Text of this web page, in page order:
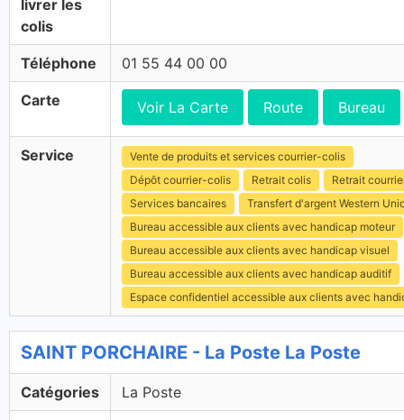
livrer les
colis
Téléphone 01 55 44 00 00
Carte Voir La Carte Route Bureau
Service
Vente de produits et services courrier-colis
Dépôt courrier-colis
Retrait colis
Retrait
Services bancaires
Transfert d'argent Western
Bureau accessible aux clients avec handicap moteur
Bureau accessible aux clients avec handicap visuel
Bureau accessible aux clients avec handicap auditif
Espace confidentiel accessible aux clients avec
SAINT PORCHAIRE - La Poste La Poste
Catégories La Poste